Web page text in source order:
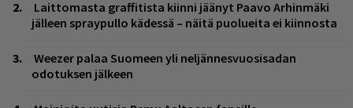
Laittomasta graffitista kiinni jäänyt Paavo Arhinmäki
jälleen spraypullo kädessä – näitä puolueita ei kiinnosta
Weezer palaa Suomeen yli neljännesvuosisadan
odotuksen jälkeen